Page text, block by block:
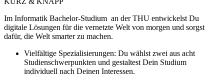
Im Informatik Bachelor-Studium an der THU entwickelst Du
digitale Lösungen für die vernetzte Welt von morgen und sorgst
dafür, die Welt smarter zu machen.
Vielfältige Spezialisierungen: Du wählst zwei aus acht
Studienschwerpunkten und gestaltest Dein Studium
individuell nach Deinen Interessen.